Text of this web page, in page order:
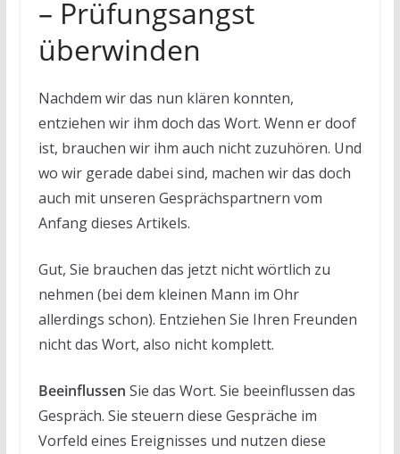
– Prüfungsangst
überwinden
Nachdem wir das nun klären konnten,
entziehen wir ihm doch das Wort. Wenn er doof
ist, brauchen wir ihm auch nicht zuzuhören. Und
wo wir gerade dabei sind, machen wir das doch
auch mit unseren Gesprächspartnern vom
Anfang dieses Artikels.
Gut, Sie brauchen das jetzt nicht wörtlich zu
nehmen (bei dem kleinen Mann im Ohr
allerdings schon). Entziehen Sie Ihren Freunden
nicht das Wort, also nicht komplett.
Beeinflussen Sie das Wort. Sie beeinflussen das
Gespräch. Sie steuern diese Gespräche im
Vorfeld eines Ereignisses und nutzen diese